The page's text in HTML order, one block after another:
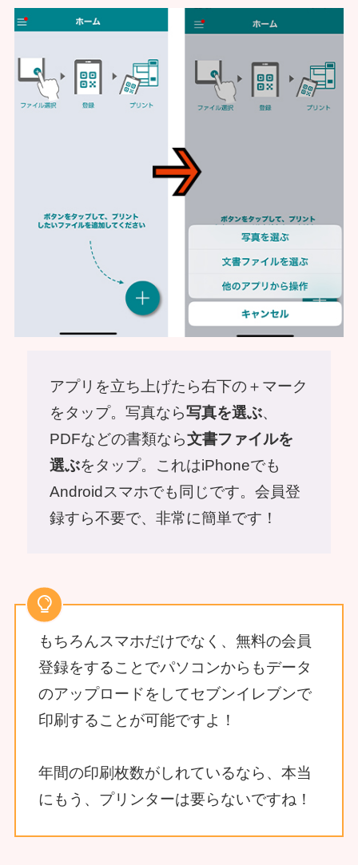
アプリを立ち上げたら右下の＋マーク
をタップ。写真なら写真を選ぶ、
PDFなどの書類なら文書ファイルを
選ぶをタップ。これはiPhoneでも
Androidスマホでも同じです。会員登
録すら不要で、非常に簡単です！
もちろんスマホだけでなく、無料の会員
登録をすることでパソコンからもデータ
のアップロードをしてセブンイレブンで
印刷することが可能ですよ！
年間の印刷枚数がしれているなら、本当
にもう、プリンターは要らないですね！